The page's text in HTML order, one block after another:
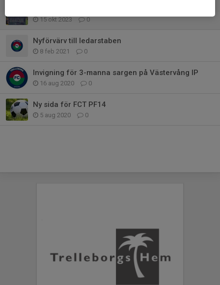
15 okt 2023 0
Nyförvärv till ledarstaben
8 feb 2021 0
Invigning för 3-manna sargen på Västervång IP
16 aug 2020 0
Ny sida för FCT PF14
5 aug 2020 0